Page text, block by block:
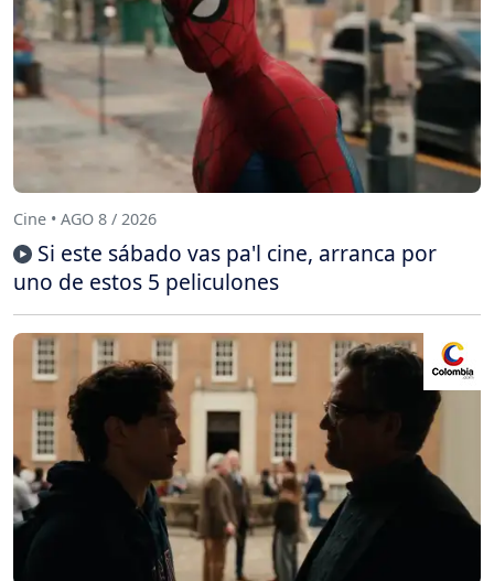
Cine • AGO 8 / 2026
Si este sábado vas pa'l cine, arranca por
uno de estos 5 peliculones